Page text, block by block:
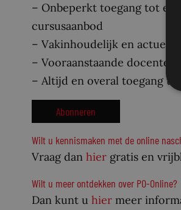
– Onbeperkt toegang tot
cursusaanbod
– Vakinhoudelijk en actueel
– Vooraanstaande docenten
– Altijd en overal toegang tot
Abonneren
Wilt u kennismaken met de online
Vraag dan hier gratis en
Wilt u meer ontdekken over PO-Online?
Dan kunt u hier meer